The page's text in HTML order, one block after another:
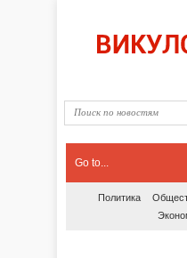
Go to...
Политика